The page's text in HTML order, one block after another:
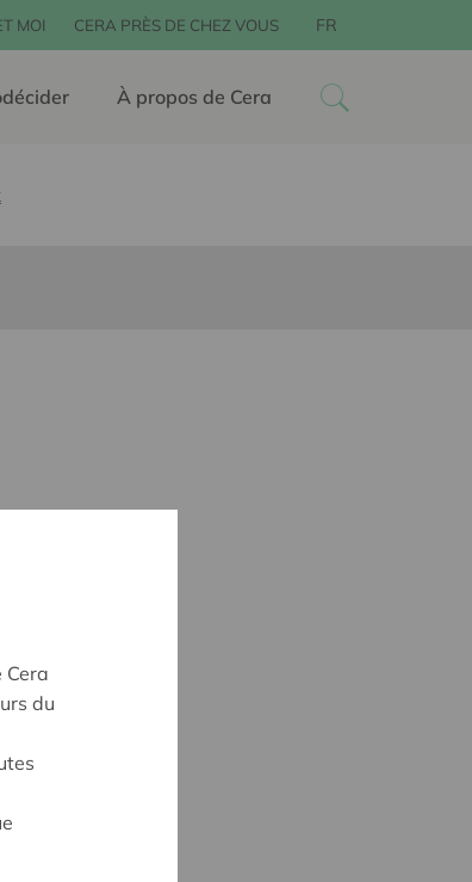
MOI CERA PRÈS DE CHEZ VOUS FR
À propos de Cera
Cera
du